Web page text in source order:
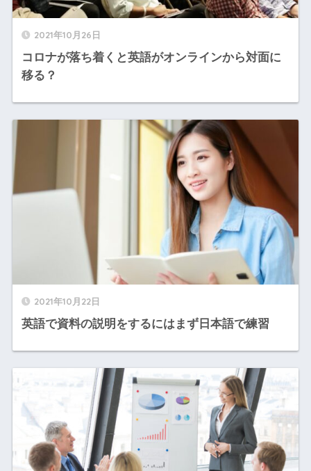
2021年10月26日
コロナが落ち着くと英語がオンラインから対面に
移る？
2021年10月22日
英語で資料の説明をするにはまず日本語で練習